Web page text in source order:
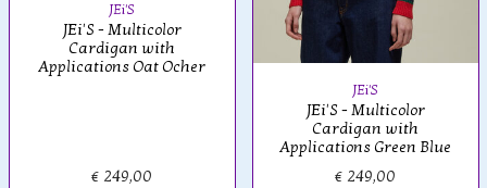
JEi'S
JEi'S - Multicolor
Cardigan with
Applications Oat Ocher
€ 249,00
JEi'S
JEi'S - Multicolor
Cardigan with
Applications Green Blue
€ 249,00